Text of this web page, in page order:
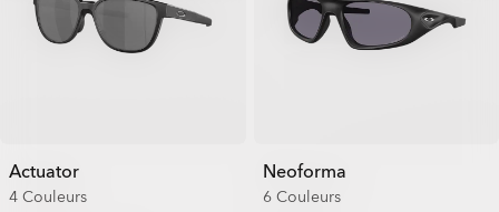
Actuator
4 Couleurs
Neoforma
6 Couleurs